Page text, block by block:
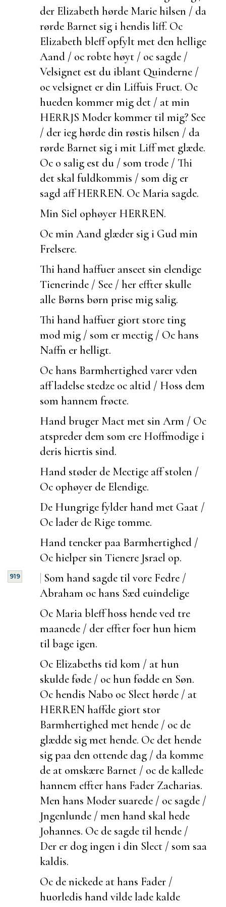
der Elizabeth hørde Marie hilsen / da
rørde Barnet sig i hendis liff. Oc
Elizabeth bleff opfylt met den hellige
Aand / oc robte høyt / oc sagde /
Velsignet est du iblant Quinderne /
oc velsignet er din Liffuis Fruct. Oc
hueden kommer mig det / at min
HERRJS Moder kommer til mig? See
/ der ieg hørde din røstis hilsen / da
rørde Barnet sig i mit Liff met glæde.
Oc o salig est du / som trode / Thi
det skal fuldkommis / som dig er
sagd aff HERREN. Oc Maria sagde.
Min Siel ophøyer HERREN.
Oc min Aand glæder sig i Gud min
Frelsere.
Thi hand haffuer anseet sin elendige
Tienerinde / See / her effter skulle
alle Børns børn prise mig salig.
Thi hand haffuer giort store ting
mod mig / som er mectig / Oc hans
Naffn er helligt.
Oc hans Barmhertighed varer vden
aff ladelse stedze oc altid / Hoss dem
som hannem frøcte.
Hand bruger Mact met sin Arm / Oc
atspreder dem som ere Hoffmodige i
deris hiertis sind.
Hand støder de Mectige aff stolen /
Oc ophøyer de Elendige.
De Hungrige fylder hand met Gaat /
Oc lader de Rige tomme.
Hand tencker paa Barmhertighed /
Oc hielper sin Tienere Jsrael op.
|
919
Som hand sagde til vore Fedre /
Abraham oc hans Sæd euindelige
Oc Maria bleff hoss hende ved tre
maanede / der effterfoer hun hiem
til bage igen.
Oc Elizabeths tid kom / at hun
skulde føde / oc hun fødde en Søn.
Oc hendis Nabo oc Slect hørde / at
HERREN haffde giort stor
Barmhertighed met hende / oc de
glædde sig met hende. Oc det hende
sig paa den ottende dag / da komme
de at omskære Barnet / oc de kallede
hannem effter hans Fader Zacharias.
Men hans Moder suarede / oc sagde /
Jngenlunde / men hand skal hede
Johannes. Oc de sagde til hende /
Der er dog ingen i din Slect / som saa
kaldis.
Oc de nickede at hans Fader /
huorledis hand vilde lade kalde